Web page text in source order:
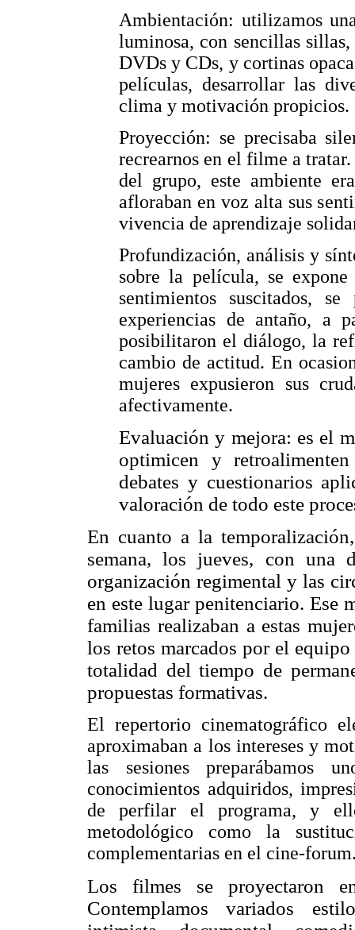
Ambientación: utilizamos
luminosa, con sencillas
DVDs y CDs, y cortinas
películas, desarrollar las
clima y motivación propicios.
Proyección: se precisaba
recrearnos en el filme a
del grupo, este ambiente
afloraban en voz alta sus
vivencia de aprendizaje
Profundización, análisis y
sobre la película, se
sentimientos suscitados,
experiencias de antaño, a
posibilitaron el diálogo, la
cambio de actitud. En
mujeres expusieron sus
afectivamente.
Evaluación y mejora: es el
optimicen y
debates y cuestionarios
valoración de todo este
En cuanto a la
semana, los jueves, con una
organización regimental y las
en este lugar penitenciario. Ese
familias realizaban a estas
los retos marcados por el
totalidad del tiempo de
propuestas formativas.
El repertorio cinematográfico
aproximaban a los intereses y
las sesiones preparábamos
conocimientos adquiridos,
de perfilar el programa, y
metodológico como la
complementarias en el cine-
Los filmes se proyectaron
Contemplamos variados